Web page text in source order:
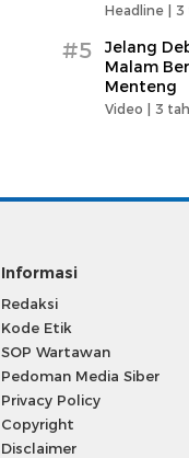
Headline | 3
#5
Jelang
Malam
Menteng
Video | 3
Informasi
Redaksi
Kode Etik
SOP Wartawan
Pedoman Media Siber
Privacy Policy
Copyright
Disclaimer